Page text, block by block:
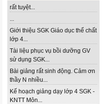
rất tuyệt...
...
Giới thiệu SGK Giáo dục thể chất
lớp 4...
Tài liệu phục vụ bồi dưỡng GV
sử dụng SGK...
Bài giảng rất sinh động. Cảm ơn
thầy N nhiều...
Kế hoạch giảng dạy lớp 4 SGK -
KNTT Môn...